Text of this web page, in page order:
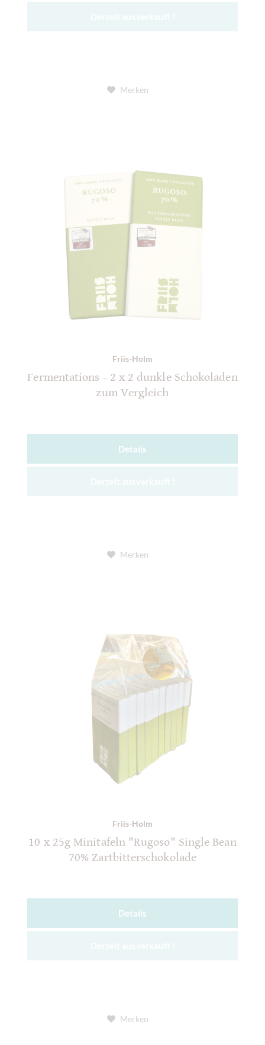
Merken
Friis-Holm
Fermentations - 2 x 2 dunkle Schokoladen
zum Vergleich
Details
Merken
Friis-Holm
10 x 25g Minitafeln "Rugoso" Single Bean
70% Zartbitterschokolade
Details
Merken